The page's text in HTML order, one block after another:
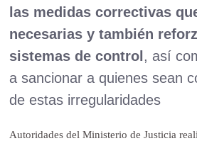
las medidas correctivas
necesarias y también
sistemas de control, así
a sancionar a quienes sean
de estas irregularidades
Autoridades del Ministerio de Justicia